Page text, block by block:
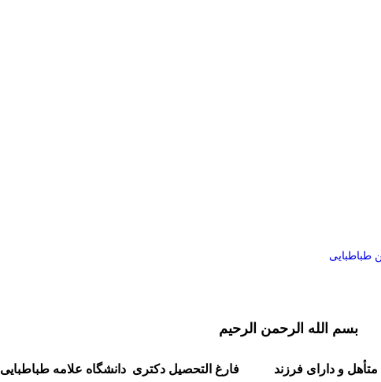
طباطبایی
بسم الله الرحمن الرحیم
متأهل و دارای فرزند فارغ التحصیل دکتری دانشگاه علامه طباطبایی